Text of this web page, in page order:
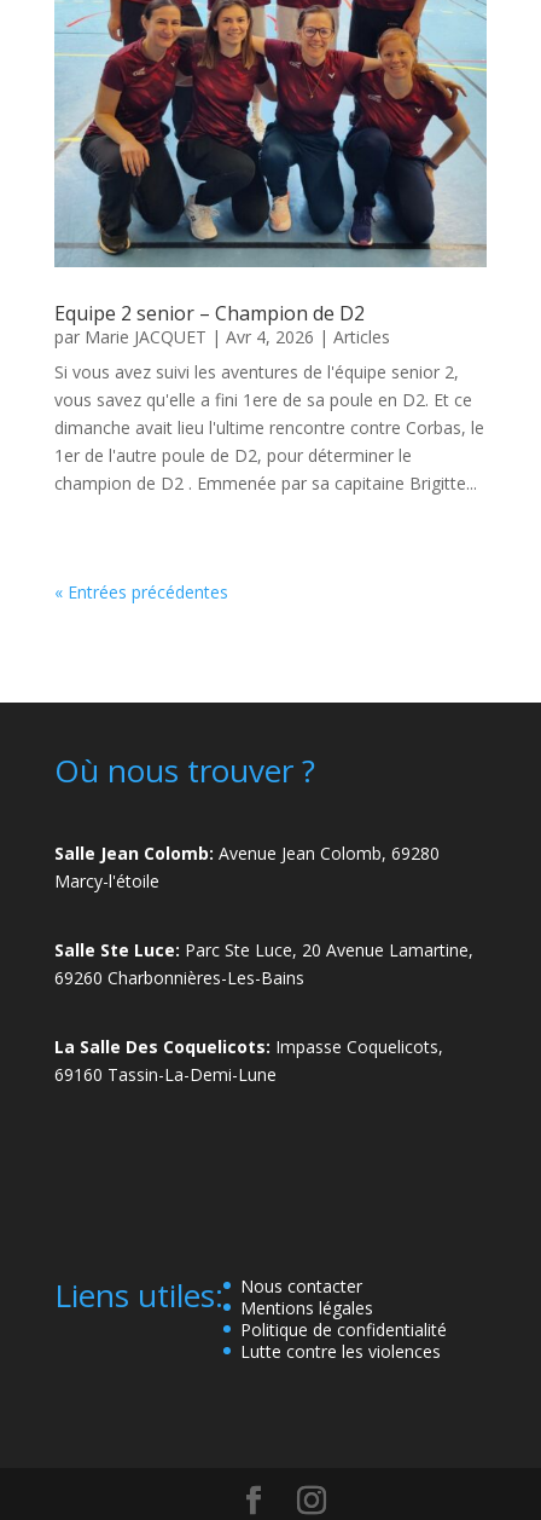
Equipe 2 senior – Champion de D2
par Marie JACQUET | Avr 4, 2026 | Articles
Si vous avez suivi les aventures de l'équipe senior 2,
vous savez qu'elle a fini 1ere de sa poule en D2. Et ce
dimanche avait lieu l'ultime rencontre contre Corbas, le
1er de l'autre poule de D2, pour déterminer le
champion de D2 . Emmenée par sa capitaine Brigitte...
« Entrées précédentes
Où nous trouver ?
Salle Jean Colomb: Avenue Jean Colomb, 69280
Marcy-l'étoile
Salle Ste Luce: Parc Ste Luce, 20 Avenue Lamartine,
69260 Charbonnières-Les-Bains
La Salle Des Coquelicots: Impasse Coquelicots,
69160 Tassin-La-Demi-Lune
Liens utiles:
Nous contacter
Mentions légales
Politique de confidentialité
Lutte contre les violences